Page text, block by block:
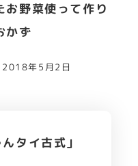
お野菜使って作り
かず
2018年5月2日
タイ古式」